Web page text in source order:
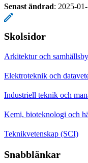
Senast ändrad: 2025-
Skolsidor
Arkitektur och
Elektroteknik och
Industriell teknik och
Kemi, bioteknologi och
Teknikvetenskap (SCI)
Snabblänkar